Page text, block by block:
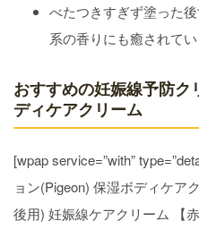
べたつきすぎず塗った
系の香りにも癒されてい
おすすめの妊娠線予防
ディケアクリーム
[wpap service=”with”
ョン(Pigeon) 保湿ボディケア
後用) 妊娠線ケアクリーム 【